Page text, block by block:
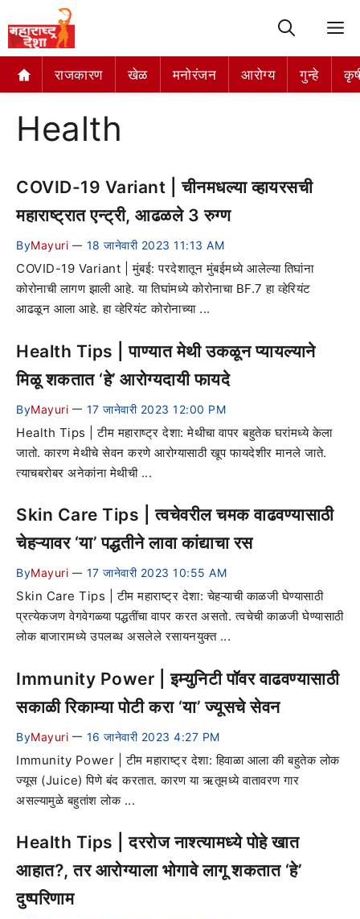
राजकारण खेळ मनोरंजन आरोग्य गुन्हे
Health
COVID-19 Variant | चीनमधल्या व्हायरसची
महाराष्ट्रात एन्ट्री, आढळले 3 रुग्ण
ByMayuri — 18 जानेवारी 2023 11:13 AM
COVID-19 Variant | मुंबई: परदेशातून मुंबईमध्ये आलेल्या तिघांना
कोरोनाची लागण झाली आहे. या तिघांमध्ये कोरोनाचा BF.7 हा व्हेरियंट
आढळून आला आहे. हा व्हेरियंट कोरोनाच्या ...
Health Tips | पाण्यात मेथी उकळून प्यायल्याने
मिळू शकतात ‘हे’ आरोग्यदायी फायदे
ByMayuri — 17 जानेवारी 2023 12:00 PM
Health Tips | टीम महाराष्ट्र देशा: मेथीचा वापर बहुतेक घरांमध्ये केला
जातो. कारण मेथीचे सेवन करणे आरोग्यासाठी खूप फायदेशीर मानले जाते.
त्याचबरोबर अनेकांना मेथीची ...
Skin Care Tips | त्वचेवरील चमक वाढवण्यासाठी
चेहऱ्यावर ‘या’ पद्धतीने लावा कांद्याचा रस
ByMayuri — 17 जानेवारी 2023 10:55 AM
Skin Care Tips | टीम महाराष्ट्र देशा: चेहऱ्याची काळजी घेण्यासाठी
प्रत्येकजण वेगवेगळ्या पद्धतींचा वापर करत असतो. त्वचेची काळजी घेण्यासाठी
लोक बाजारामध्ये उपलब्ध असलेले रसायनयुक्त ...
Immunity Power | इम्युनिटी पॉवर वाढवण्यासाठी
सकाळी रिकाम्या पोटी करा ‘या’ ज्यूसचे सेवन
ByMayuri — 16 जानेवारी 2023 4:27 PM
Immunity Power | टीम महाराष्ट्र देशा: हिवाळा आला की बहुतेक लोक
ज्यूस (Juice) पिणे बंद करतात. कारण या ऋतूमध्ये वातावरण गार
असल्यामुळे बहुतांश लोक ...
Health Tips | दररोज नाश्त्यामध्ये पोहे खात
आहात?, तर आरोग्याला भोगावे लागू शकतात ‘हे’
दुष्परिणाम